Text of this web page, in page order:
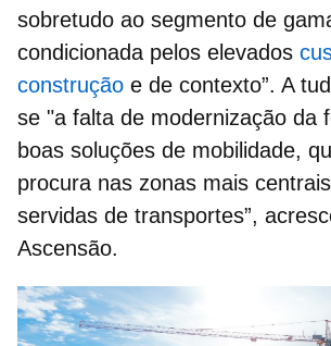
sobretudo ao segmento de
condicionada pelos elevados
construção e de contexto”. A
se "a falta de modernização da
boas soluções de mobilidade,
procura nas zonas mais
servidas de transportes”,
Ascensão.